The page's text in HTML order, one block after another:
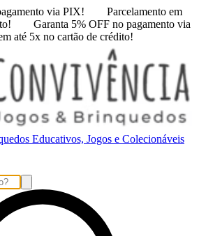
via PIX!
Parcelamento em
Garanta 5% OFF no pagamento via
até 5x no cartão de crédito!
Educativos, Jogos e Colecionáveis